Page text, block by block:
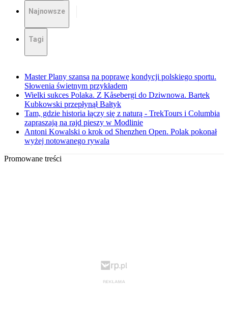
Najnowsze
Tagi
Master Plany szansą na poprawę kondycji polskiego sportu.
Słowenia świetnym przykładem
Wielki sukces Polaka. Z Kåsebergi do Dziwnowa. Bartek
Kubkowski przepłynął Bałtyk
Tam, gdzie historia łączy się z naturą - TrekTours i Columbia
zapraszają na rajd pieszy w Modlinie
Antoni Kowalski o krok od Shenzhen Open. Polak pokonał
wyżej notowanego rywala
Promowane treści